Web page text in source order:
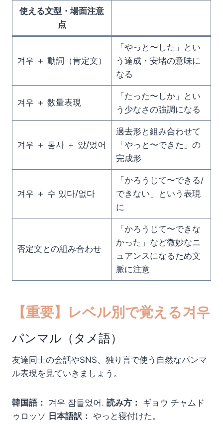
使える文型・場面注意
点
겨우 ＋ 動詞（肯定文）
「やっと〜した」とい
う達成・安堵の意味に
なる
겨우 ＋ 数量表現
「たった〜しか」とい
う少なさの強調になる
겨우 ＋ 동사 ＋ 았/었어
過去形と組み合わせて
「やっと〜できた」の
完成形
겨우 ＋ 수 있다/없다
「かろうじて〜できる/
できない」という表現
に
否定文との組み合わせ
「かろうじて〜できな
かった」など微妙なニ
ュアンスになるため文
脈に注意
【重要】レベル別で覚える겨우
パンマル（タメ語）
友達同士の会話やSNS、独り言で使う自然なパンマ
ル表現を見ていきましょう。
韓国語： 겨우 잠들었어. 読み方： ギョウ チャムド
ゥロッソ 日本語訳： やっと寝付けた。